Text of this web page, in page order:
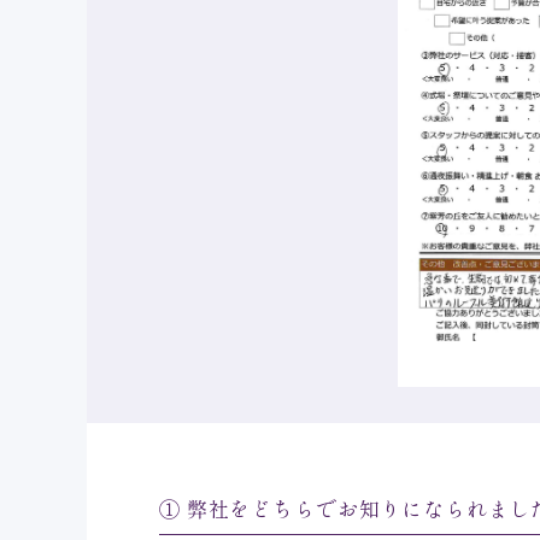
① 弊社をどちらでお知りになられまし